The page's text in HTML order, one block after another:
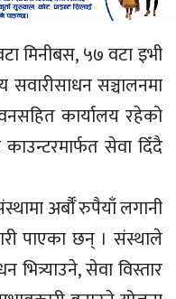
मिनीबस, ५७ वटा इभी
सवारीसाधन सञ्चालनमा
कार्यालय रहेको
सेवा दिँदै
अर्बौँ रुपैयाँ लगानी
पाएका छन् । संस्थाले
सेवा विस्तार